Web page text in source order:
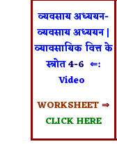
व्यवसाय अध्ययन-
व्यवसाय अध्ययन |
व्यावसायिक वित्त के
स्त्रोत4-6 ⇐:
Video
WORKSHEET⇒
CLICK HERE